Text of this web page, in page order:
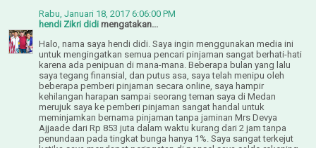
Rabu, Januari 18, 2017 6:06:00 PM
hendi Zikri didi mengatakan...
Halo, nama saya hendi didi. Saya ingin menggunakan media ini
untuk mengingatkan semua pencari pinjaman sangat berhati-hati
karena ada penipuan di mana-mana. Beberapa bulan yang lalu
saya tegang finansial, dan putus asa, saya telah menipu oleh
beberapa pemberi pinjaman secara online, saya hampir
kehilangan harapan sampai seorang teman saya di Medan
merujuk saya ke pemberi pinjaman sangat handal untuk
meminjamkan bernama pinjaman tanpa jaminan Mrs Devya
Ajjaade dari Rp 853 juta dalam waktu kurang dari 2 jam tanpa
penundaan pada tingkat bunga hanya 1%. Saya sangat terkejut